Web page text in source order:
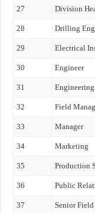
27 Division
28 Drilling
29 Electrical
30 Engineer
31 Engineering
32 Field
33 Manager
34 Marketing
35 Production
36 Public
37 Senior